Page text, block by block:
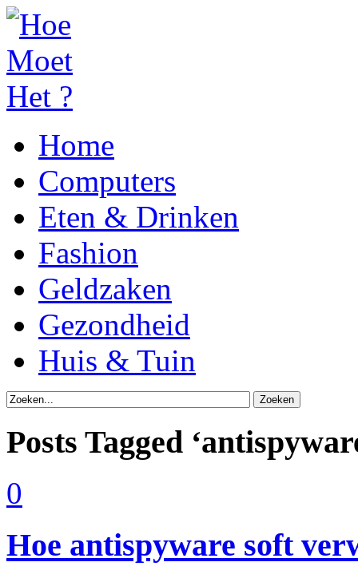
Home
Computers
Eten & Drinken
Fashion
Geldzaken
Gezondheid
Huis & Tuin
Posts Tagged
0
Hoe antispyware soft